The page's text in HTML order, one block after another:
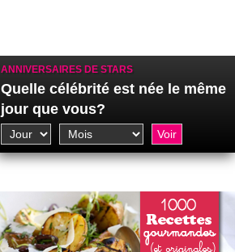
ANNIVERSAIRES DE STARS
Quelle célébrité est née le même
jour que vous?